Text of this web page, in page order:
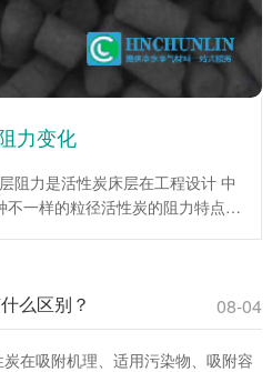
力变化
阻力是活性炭床层在工程设计 中
一样的粒径活性炭的阻力特点，
响很大。活性炭(1mm)床层平均阻
增加，活性炭(4mm、6mm、
床层高度的增大而下降。
么区别？ 08-04
在吸附机理、适用污染物、吸附容